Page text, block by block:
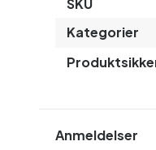
SKU
Kategorier
Anmeldelser